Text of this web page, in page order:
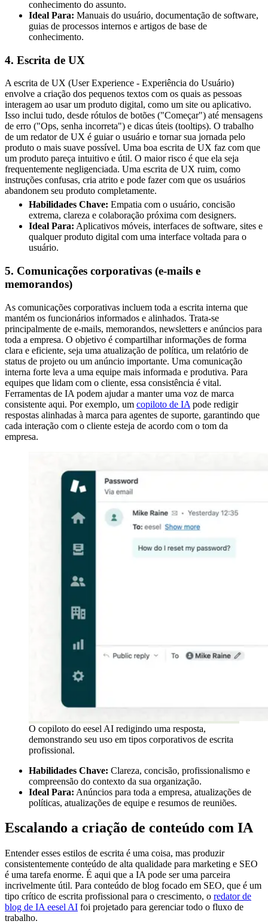
conhecimento do assunto.
Ideal Para: Manuais do usuário, documentação de software,
guias de processos internos e artigos de base de
conhecimento.
4. Escrita de UX
A escrita de UX (User Experience - Experiência do Usuário)
envolve a criação dos pequenos textos com os quais as pessoas
interagem ao usar um produto digital, como um site ou aplicativo.
Isso inclui tudo, desde rótulos de botões ("Começar") até mensagens
de erro ("Ops, senha incorreta") e dicas úteis (tooltips). O trabalho
de um redator de UX é guiar o usuário e tornar sua jornada pelo
produto o mais suave possível. Uma boa escrita de UX faz com que
um produto pareça intuitivo e útil. O maior risco é que ela seja
frequentemente negligenciada. Uma escrita de UX ruim, como
instruções confusas, cria atrito e pode fazer com que os usuários
abandonem seu produto completamente.
Habilidades Chave: Empatia com o usuário, concisão
extrema, clareza e colaboração próxima com designers.
Ideal Para: Aplicativos móveis, interfaces de software, sites e
qualquer produto digital com uma interface voltada para o
usuário.
5. Comunicações corporativas (e-mails e
memorandos)
As comunicações corporativas incluem toda a escrita interna que
mantém os funcionários informados e alinhados. Trata-se
principalmente de e-mails, memorandos, newsletters e anúncios para
toda a empresa. O objetivo é compartilhar informações de forma
clara e eficiente, seja uma atualização de política, um relatório de
status de projeto ou um anúncio importante. Uma comunicação
interna forte leva a uma equipe mais informada e produtiva. Para
equipes que lidam com o cliente, essa consistência é vital.
Ferramentas de IA podem ajudar a manter uma voz de marca
consistente aqui. Por exemplo, um copiloto de IA pode redigir
respostas alinhadas à marca para agentes de suporte, garantindo que
cada interação com o cliente esteja de acordo com o tom da
empresa.
O copiloto do eesel AI redigindo uma resposta,
demonstrando seu uso em tipos corporativos de escrita
profissional.
Habilidades Chave: Clareza, concisão, profissionalismo e
compreensão do contexto da sua organização.
Ideal Para: Anúncios para toda a empresa, atualizações de
políticas, atualizações de equipe e resumos de reuniões.
Escalando a criação de conteúdo com IA
Entender esses estilos de escrita é uma coisa, mas produzir
consistentemente conteúdo de alta qualidade para marketing e SEO
é uma tarefa enorme. É aqui que a IA pode ser uma parceira
incrivelmente útil. Para conteúdo de blog focado em SEO, que é um
tipo crítico de escrita profissional para o crescimento, o redator de
blog de IA eesel AI foi projetado para gerenciar todo o fluxo de
trabalho.